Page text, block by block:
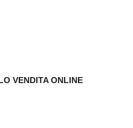
VENDITA ONLINE